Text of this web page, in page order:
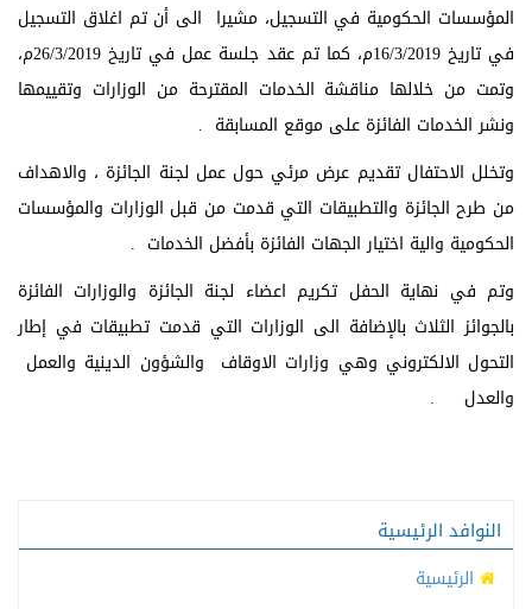
المؤسسات الحكومية في التسجيل، مشيرا الى أن تم اغلاق التسجيل
في تاريخ 16/3/2019م، كما تم عقد جلسة عمل في تاريخ 26/3/2019م،
وتمت من خلالها مناقشة الخدمات المقترحة من الوزارات وتقييمها
ونشر الخدمات الفائزة على موقع المسابقة .
وتخلل الاحتفال تقديم عرض مرئي حول عمل لجنة الجائزة ، والاهداف
من طرح الجائزة والتطبيقات التي قدمت من قبل الوزارات والمؤسسات
الحكومية والية اختيار الجهات الفائزة بأفضل الخدمات .
وتم في نهاية الحفل تكريم اعضاء لجنة الجائزة والوزارات الفائزة
بالجوائز الثلاث بالإضافة الى الوزارات التي قدمت تطبيقات في إطار
التحول الالكتروني وهي وزارات الاوقاف والشؤون الدينية والعمل
والعدل .
النوافد الرئيسية
الرئيسية